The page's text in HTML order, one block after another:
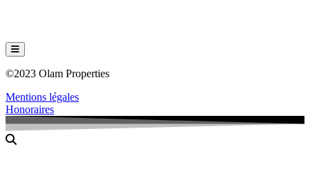
Hamburger Toggle Menu
©2023 Olam Properties
Mentions légales
Honoraires